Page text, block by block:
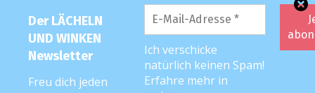
Der LÄCHELN
UND WINKEN
Newsletter
Freu dich jeden
Ich verschicke
natürlich keinen Spam!
Erfahre mehr in
Franzi mit Marcel und Anthaeus aus
Lübeck
Antworten